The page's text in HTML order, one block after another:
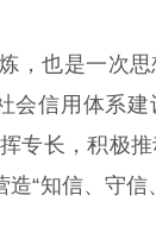
，也是一次思
会信用体系建
专长，积极
“知信、守信